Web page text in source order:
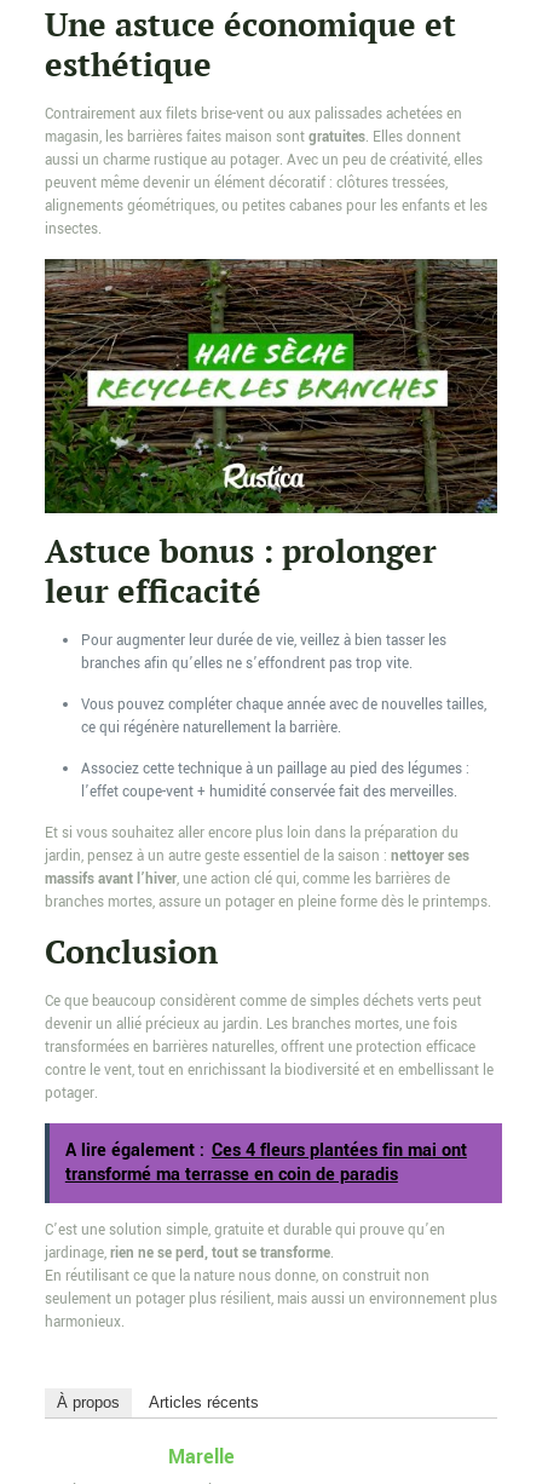
Une astuce économique et
esthétique
Contrairement aux filets brise-vent ou aux palissades achetées en
magasin, les barrières faites maison sontgratuites. Elles donnent
aussi un charme rustique au potager. Avec un peu de créativité, elles
peuvent même devenir un élément décoratif : clôtures tressées,
alignements géométriques, ou petites cabanes pour les enfants et les
insectes.
Astuce bonus : prolonger
leur efficacité
Pour augmenter leur durée de vie, veillez à bien tasser les
branches afin qu’elles ne s’effondrent pas trop vite.
Vous pouvez compléter chaque année avec de nouvelles tailles,
ce qui régénère naturellement la barrière.
Associez cette technique à un paillage au pied des légumes :
l’effet coupe-vent + humidité conservée fait des merveilles.
Et si vous souhaitez aller encore plus loin dans la préparation du
jardin, pensez à un autre geste essentiel de la saison : nettoyer ses
massifs avant l’hiver, une action clé qui, comme les barrières de
branches mortes, assure un potager en pleine forme dès le printemps.
Conclusion
Ce que beaucoup considèrent comme de simples déchets verts peut
devenir un allié précieux au jardin. Les branches mortes, une fois
transformées en barrières naturelles, offrent une protection efficace
contre le vent, tout en enrichissant la biodiversité et en embellissant le
potager.
A lire également : Ces 4 fleurs plantées fin mai ont
transformé ma terrasse en coin de paradis
C’est une solution simple, gratuite et durable qui prouve qu’en
jardinage,rien ne se perd, tout se transforme.
En réutilisant ce que la nature nous donne, on construit non
seulement un potager plus résilient, mais aussi un environnement plus
harmonieux.
À propos Articles récents
Marelle